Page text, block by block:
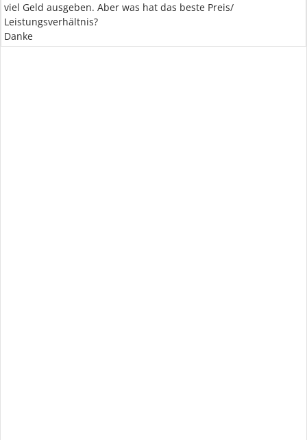
viel Geld ausgeben. Aber was hat das beste Preis/
Leistungsverhältnis?
Danke